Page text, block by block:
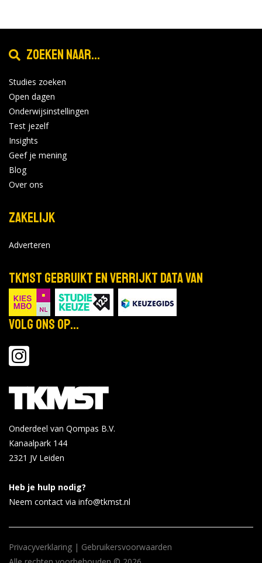
2026
Bekijk de details
Tilburg University - Utrecht
17-26
dec
6-11
2026
Online Bachelorweek
Locatie:
Tijd: 00:00 - 23:59
Rijksuniversiteit Groningen - Groningen
jan
29
2027
Bachelor Open Dag
Locatie:
Bekijk de details
Een Dag Student - Theologie
Zoeken naar...
Studies zoeken
Open dagen
Onderwijsinstellingen
Test jezelf
Insights
Geef je mening
Blog
Over ons
Zakelijk
Adverteren
TKMST gebruikt en verrijkt data van
Volg ons op...
Onderdeel van Qompas B.V.
Kanaalpark 144
2321 JV Leiden
Heb je hulp nodig?
Neem contact via info@tkmst.nl
Privacyverklaring | Gebruikersvoorwaarden